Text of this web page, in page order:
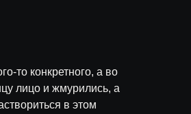
то конкретного, а во
лицо и жмурились, а
в этом